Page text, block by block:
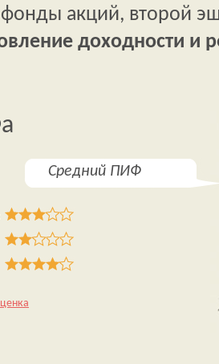
акций, второй
доходности и
Средний ПИФ